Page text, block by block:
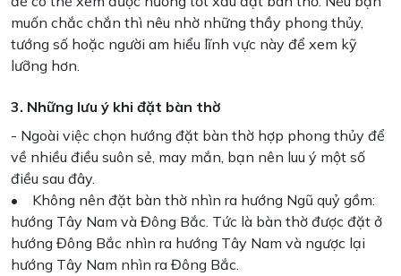
muốn chắc chắn thì nêu nhờ những thầy phong thủy,
tướng số hoặc người am hiểu lĩnh vực này để xem kỹ
lưỡng hơn.
3. Những lưu ý khi đặt bàn thờ
- Ngoài việc chọn hướng đặt bàn thờ hợp phong thủy để
về nhiều điều suôn sẻ, may mắn, bạn nên luu ý một số
điều sau đây.
• Không nên đặt bàn thờ nhìn ra hướng Ngũ quỷ gồm:
hướng Tây Nam và Đông Bắc. Tức là bàn thờ được đặt ở
hướng Đông Bắc nhìn ra hướng Tây Nam và ngược lại
hướng Tây Nam nhìn ra Đông Bắc.